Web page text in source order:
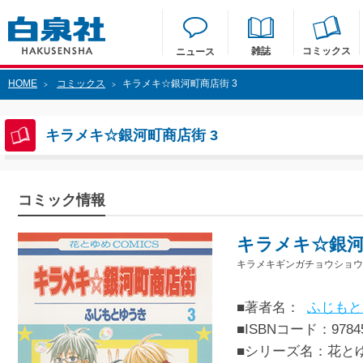
ニュース 雑誌 コミックス
HOME > コミックス > キラメキ☆銀河町商店街 3
キラメキ☆銀河町商店街 3
コミック情報
キラメキ☆銀
キラメキギンガチョウショ
■著者名：
ふじも
■ISBNコード：
■シリーズ名：花と